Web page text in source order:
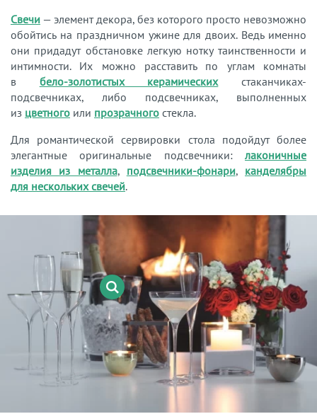
Свечи — элемент декора, без которого просто невозможно
обойтись на праздничном ужине для двоих. Ведь именно
они придадут обстановке легкую нотку таинственности и
интимности. Их можно расставить по углам комнаты
в бело-золотистых керамическихстаканчиках-
подсвечниках, либо подсвечниках, выполненных
из цветного или прозрачного стекла.
Для романтической сервировки стола подойдут более
элегантные оригинальные подсвечники: лаконичные
изделия из металла, подсвечники-фонари, канделябры
для нескольких свечей.